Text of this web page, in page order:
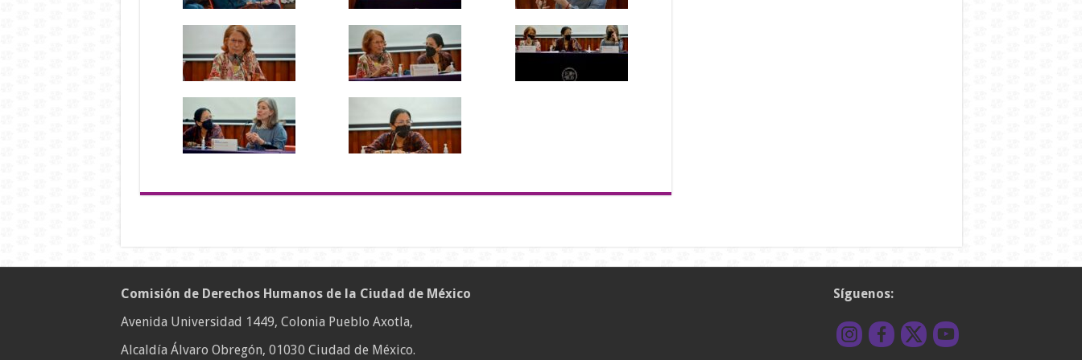
Síguenos:
Comisión de Derechos Humanos de la Ciudad de México
Avenida Universidad 1449, Colonia Pueblo Axotla,
Alcaldía Álvaro Obregón, 01030 Ciudad de México.